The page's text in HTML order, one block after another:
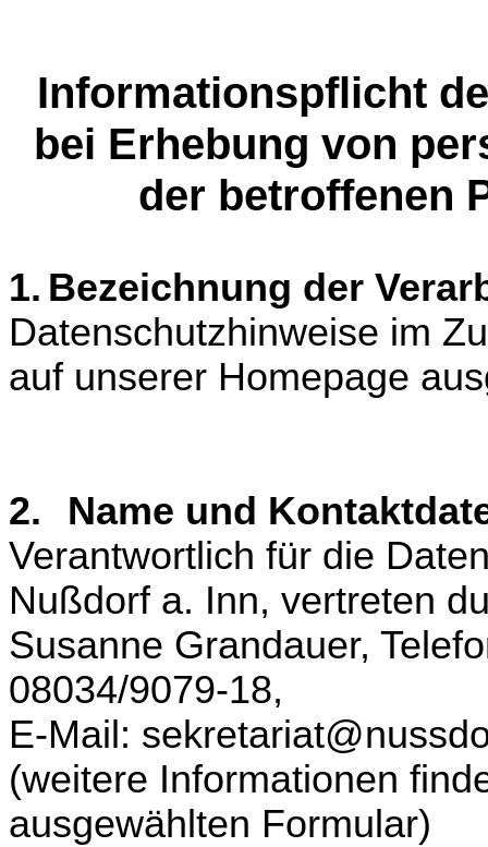
Informationspflicht
bei Erhebung von
der betroffenen
1. Bezeichnung der
Datenschutzhinweise im
auf unserer Homepage
2.
Name und
Verantwortlich für die
Nußdorf a. Inn, vertreten
Susanne Grandauer,
08034/9079-18,
E-Mail:
(weitere Informationen
ausgewählten Formular)